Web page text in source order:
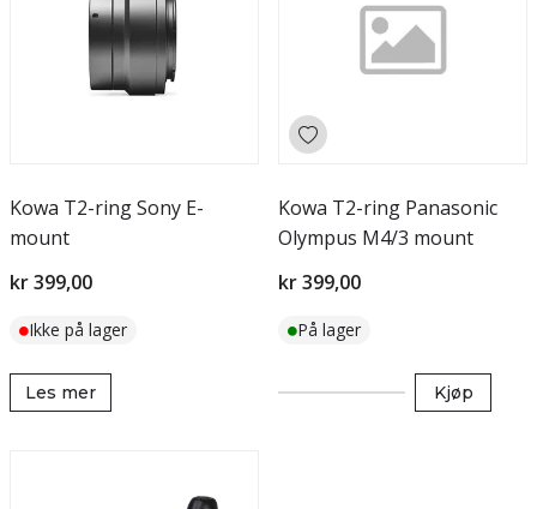
Kowa T2-ring Sony E-
mount
kr 399,00
Ikke på lager
Les mer
Kowa T2-ring Panasonic
Olympus M4/3 mount
kr 399,00
På lager
Kjøp